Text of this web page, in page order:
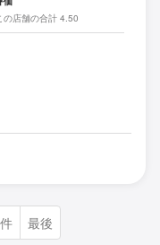
の店舗の合計 4.50
最後